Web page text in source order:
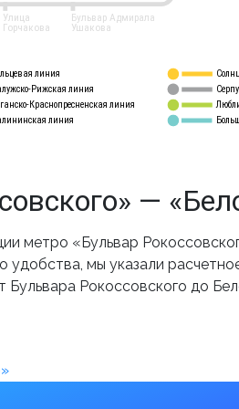
линия
Рижская линия
Краснопресненская линия
линия
Бульвар Адмирала
Ушакова
Улица
Горчакова
—
метро «Бульвар
мы указали
Рокоссовского до